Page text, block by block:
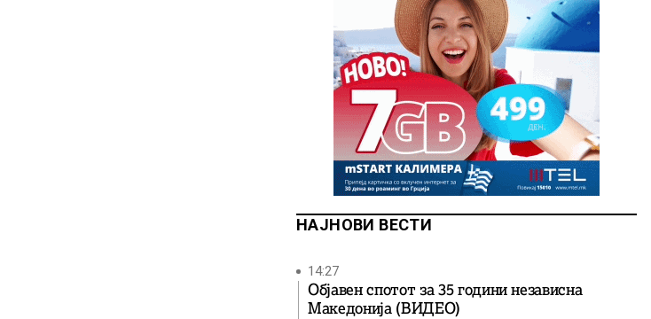
НАЈНОВИ ВЕСТИ
14:27
Објавен спотот за 35 години независна
Македонија (ВИДЕО)